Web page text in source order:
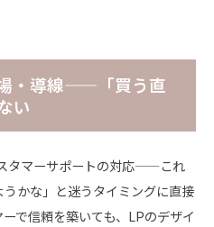
・導線——「買う直
い
タマーサポートの対応——これ
かな」と迷うタイミングに直接
で信頼を築いても、LPのデザイ